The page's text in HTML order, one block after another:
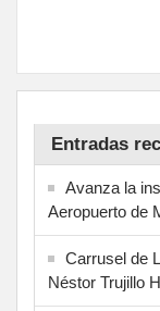
Entradas
Avanza la
Aeropuerto de
Carrusel de
Néstor Trujillo